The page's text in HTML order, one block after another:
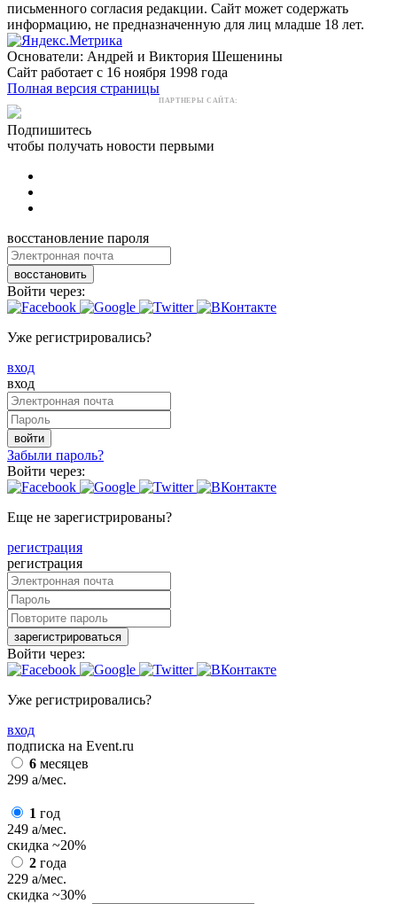
письменного согласия редакции. Сайт может содержать
информацию, не предназначенную для лиц младше 18 лет.
Основатели: Андрей и Виктория Шешенины
Сайт работает с 16 ноября 1998 года
Полная версия страницы
ПАРТНЕРЫ САЙТА:
Подпишитесь
чтобы получать новости первыми
восстановление пароля
восстановить
Войти через:
Уже регистрировались?
вход
вход
войти
Забыли пароль?
Войти через:
Еще не зарегистрированы?
регистрация
регистрация
зарегистрироваться
Войти через:
Уже регистрировались?
вход
подписка на Event.ru
6 месяцев
299 a/мес.
1 год
249 a/мес.
скидка ~20%
2 года
229 a/мес.
скидка ~30%